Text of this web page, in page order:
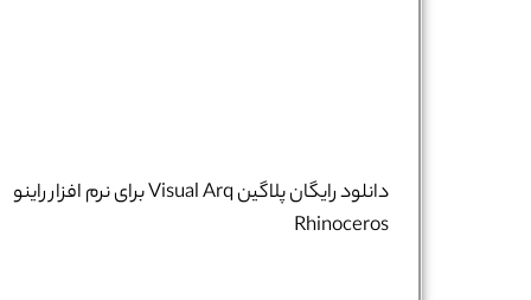
دانلود رایگان پلاگین Visual Arq برای نرم افزار راینو
Rhinoceros